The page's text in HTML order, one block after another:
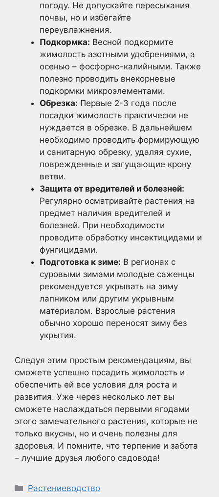
погоду. Не допускайте пересыхания
почвы, но и избегайте
переувлажнения.
Подкормка: Весной подкормите
жимолость азотными удобрениями, а
осенью – фосфорно-калийными. Также
полезно проводить внекорневые
подкормки микроэлементами.
Обрезка: Первые 2-3 года после
посадки жимолость практически не
нуждается в обрезке. В дальнейшем
необходимо проводить формирующую
и санитарную обрезку, удаляя сухие,
поврежденные и загущающие крону
ветви.
Защита от вредителей и болезней:
Регулярно осматривайте растения на
предмет наличия вредителей и
болезней. При необходимости
проводите обработку инсектицидами и
фунгицидами.
Подготовка к зиме: В регионах с
суровыми зимами молодые саженцы
рекомендуется укрывать на зиму
лапником или другим укрывным
материалом. Взрослые растения
обычно хорошо переносят зиму без
укрытия.
Следуя этим простым рекомендациям, вы
сможете успешно посадить жимолость и
обеспечить ей все условия для роста и
развития. Уже через несколько лет вы
сможете наслаждаться первыми ягодами
этого замечательного растения, которые не
только вкусны, но и очень полезны для
здоровья. И помните, что терпение и забота
– лучшие друзья любого садовода!
Рубрики
Растениеводство